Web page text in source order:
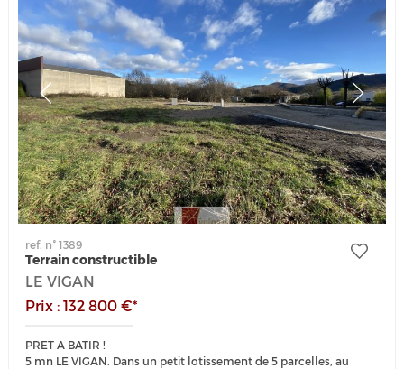
ref. n° 1389
Terrain constructible
LE VIGAN
Prix : 132 800 €*
PRET A BATIR !
5 mn LE VIGAN. Dans un petit lotissement de 5 parcelles, au